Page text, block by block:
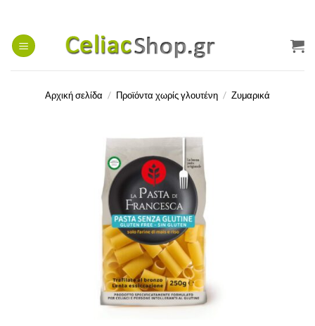
περιεχόμενο
Αρχική σελίδα / Προϊόντα χωρίς γλουτένη / Ζυμαρικά